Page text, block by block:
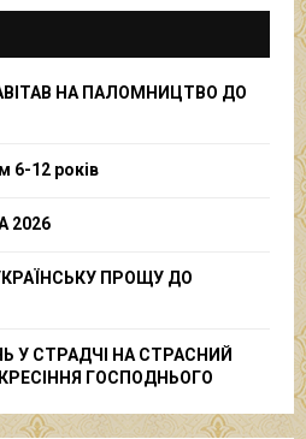
E
A
НА ПАЛОМНИЦТВО ДО
6-12 років
2026
ПРОЩУ ДО
У СТРАДЧІ НА СТРАСНИЙ
ГОСПОДНЬОГО